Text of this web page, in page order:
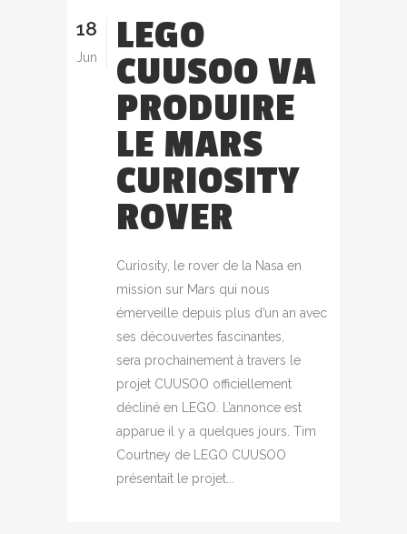
18
Jun
LEGO
CUUSOO VA
PRODUIRE
LE MARS
CURIOSITY
ROVER
Curiosity, le rover de la Nasa en
mission sur Mars qui nous
émerveille depuis plus d’un an avec
ses découvertes fascinantes,
sera prochainement à travers le
projet CUUSOO officiellement
décliné en LEGO. L’annonce est
apparue il y a quelques jours. Tim
Courtney de LEGO CUUSOO
présentait le projet...